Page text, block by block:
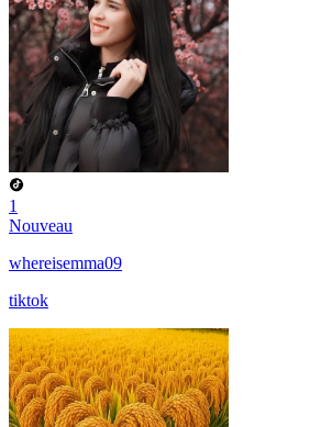
1
Nouveau
whereisemma09
tiktok